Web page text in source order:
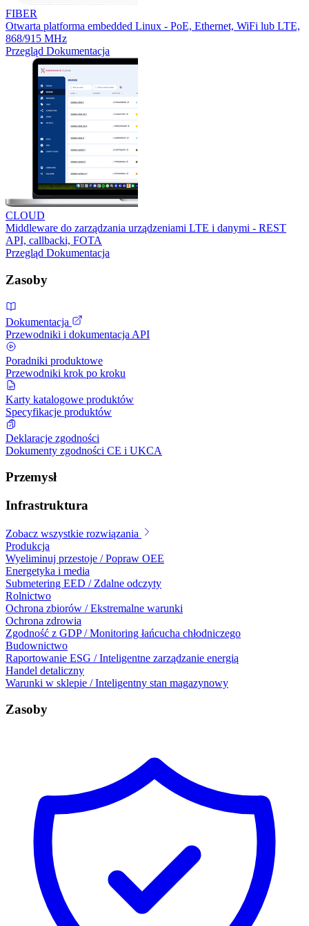
FIBER
Otwarta platforma embedded Linux - PoE, Ethernet, WiFi lub LTE,
868/915 MHz
Przegląd Dokumentacja
CLOUD
Middleware do zarządzania urządzeniami LTE i danymi - REST
API, callbacki, FOTA
Przegląd Dokumentacja
Zasoby
Dokumentacja
Przewodniki i dokumentacja API
Poradniki produktowe
Przewodniki krok po kroku
Karty katalogowe produktów
Specyfikacje produktów
Deklaracje zgodności
Dokumenty zgodności CE i UKCA
Przemysł
Infrastruktura
Zobacz wszystkie rozwiązania
Produkcja
Wyeliminuj przestoje / Popraw OEE
Energetyka i media
Submetering EED / Zdalne odczyty
Rolnictwo
Ochrona zbiorów / Ekstremalne warunki
Ochrona zdrowia
Zgodność z GDP / Monitoring łańcucha chłodniczego
Budownictwo
Raportowanie ESG / Inteligentne zarządzanie energią
Handel detaliczny
Warunki w sklepie / Inteligentny stan magazynowy
Zasoby